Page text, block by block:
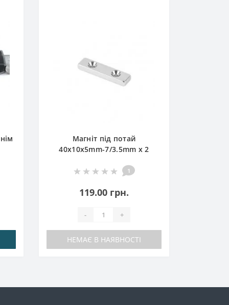
Магніт під потай
40x10x5mm-7/3.5mm х 2
1
119.00 грн.
- +
НЕМАЄ В НАЯВНОСТІ